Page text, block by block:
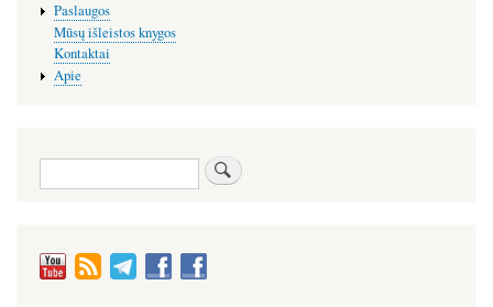
Paslaugos
Mūsų išleistos knygos
Kontaktai
Apie
Paieška